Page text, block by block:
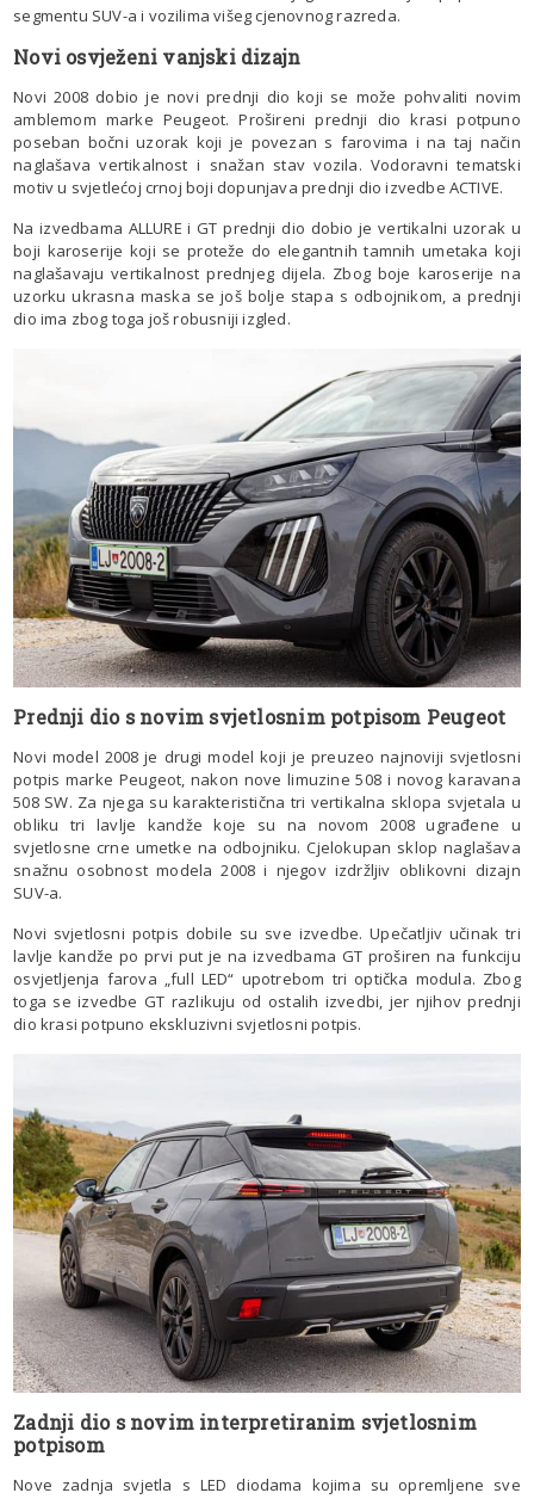
segmentu SUV-a i vozilima višeg cjenovnog razreda.
Novi osvježeni vanjski dizajn
Novi 2008 dobio je novi prednji dio koji se može pohvaliti novim
amblemom marke Peugeot. Prošireni prednji dio krasi potpuno
poseban bočni uzorak koji je povezan s farovima i na taj način
naglašava vertikalnost i snažan stav vozila. Vodoravni tematski
motiv u svjetlećoj crnoj boji dopunjava prednji dio izvedbe ACTIVE.
Na izvedbama ALLURE i GT prednji dio dobio je vertikalni uzorak u
boji karoserije koji se proteže do elegantnih tamnih umetaka koji
naglašavaju vertikalnost prednjeg dijela. Zbog boje karoserije na
uzorku ukrasna maska se još bolje stapa s odbojnikom, a prednji
dio ima zbog toga još robusniji izgled.
Prednji dio s novim svjetlosnim potpisom Peugeot
Novi model 2008 je drugi model koji je preuzeo najnoviji svjetlosni
potpis marke Peugeot, nakon nove limuzine 508 i novog karavana
508 SW. Za njega su karakteristična tri vertikalna sklopa svjetala u
obliku tri lavlje kandže koje su na novom 2008 ugrađene u
svjetlosne crne umetke na odbojniku. Cjelokupan sklop naglašava
snažnu osobnost modela 2008 i njegov izdržljiv oblikovni dizajn
SUV-a.
Novi svjetlosni potpis dobile su sve izvedbe. Upečatljiv učinak tri
lavlje kandže po prvi put je na izvedbama GT proširen na funkciju
osvjetljenja farova „full LED“ upotrebom tri optička modula. Zbog
toga se izvedbe GT razlikuju od ostalih izvedbi, jer njihov prednji
dio krasi potpuno ekskluzivni svjetlosni potpis.
Zadnji dio s novim interpretiranim svjetlosnim
potpisom
Nove zadnja svjetla s LED diodama kojima su opremljene sve